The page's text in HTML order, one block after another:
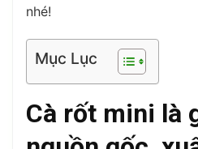
nhé!
Mục Lục
Cà rốt mini là